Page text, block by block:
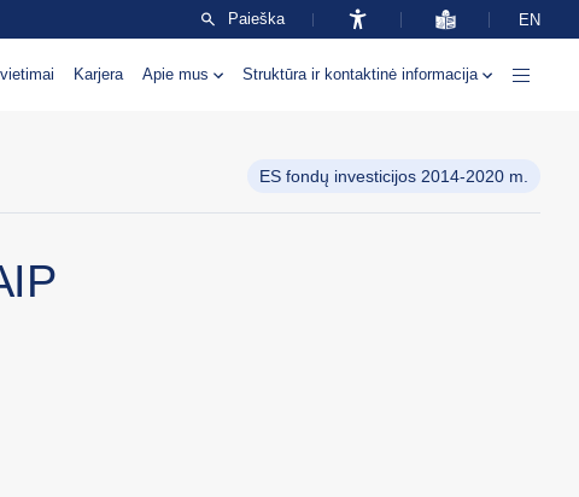
Paieška EN
Karjera Apie mus Struktūra ir kontaktinė informacija
ES fondų investicijos 2014-2020 m.